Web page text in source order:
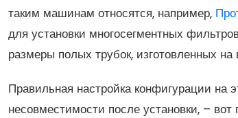
таким машинам относятся, например,
для установки многосегментных
размеры полых трубок, изготовленных на
Правильная настройка конфигурации на
несовместимости после установки, –